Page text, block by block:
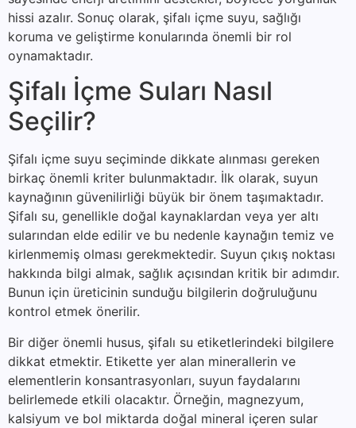
hissi azalır. Sonuç olarak, şifalı içme suyu, sağlığı
koruma ve geliştirme konularında önemli bir rol
oynamaktadır.
Şifalı İçme Suları Nasıl
Seçilir?
Şifalı içme suyu seçiminde dikkate alınması gereken
birkaç önemli kriter bulunmaktadır. İlk olarak, suyun
kaynağının güvenilirliği büyük bir önem taşımaktadır.
Şifalı su, genellikle doğal kaynaklardan veya yer altı
sularından elde edilir ve bu nedenle kaynağın temiz ve
kirlenmemiş olması gerekmektedir. Suyun çıkış noktası
hakkında bilgi almak, sağlık açısından kritik bir adımdır.
Bunun için üreticinin sunduğu bilgilerin doğruluğunu
kontrol etmek önerilir.
Bir diğer önemli husus, şifalı su etiketlerindeki bilgilere
dikkat etmektir. Etikette yer alan minerallerin ve
elementlerin konsantrasyonları, suyun faydalarını
belirlemede etkili olacaktır. Örneğin, magnezyum,
kalsiyum ve bol miktarda doğal mineral içeren sular